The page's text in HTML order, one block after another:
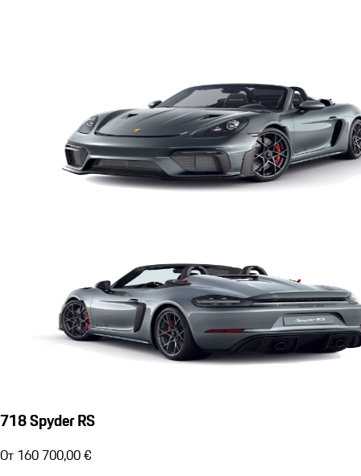
718 Spyder RS
От 160 700,00 €